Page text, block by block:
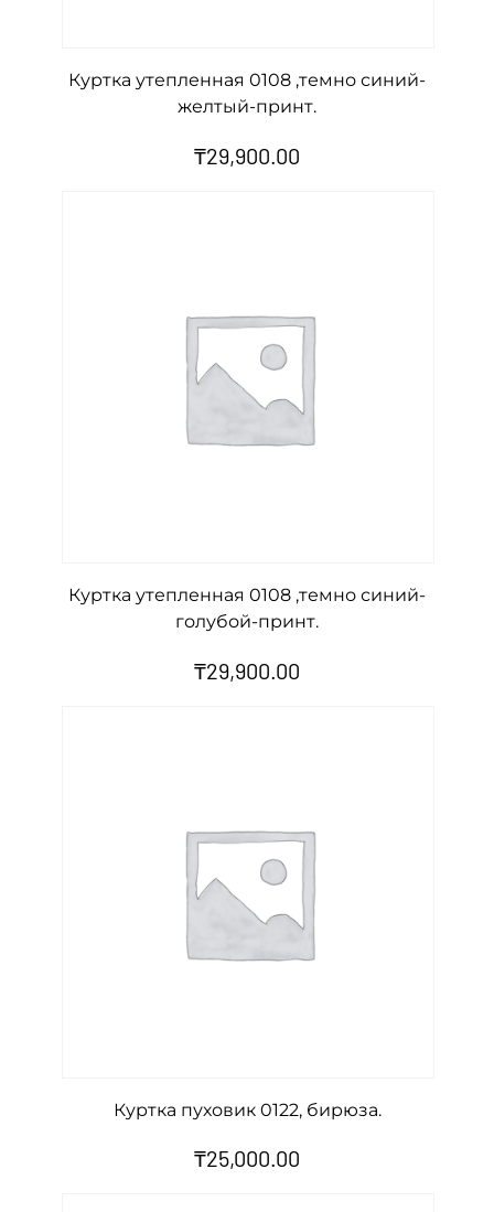
Куртка утепленная 0108 ,темно синий-
желтый-принт.
₸29,900.00
Куртка утепленная 0108 ,темно синий-
голубой-принт.
₸29,900.00
Куртка пуховик 0122, бирюза.
₸25,000.00